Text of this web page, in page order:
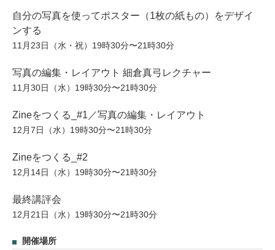
自分の写真を使ってポスター（1枚の紙もの）をデザイ
ンする
11月23日（水・祝）19時30分〜21時30分
写真の編集・レイアウト 細倉真弓レクチャー
11月30日（水）19時30分〜21時30分
Zineをつくる_#1／写真の編集・レイアウト
12月7日（水）19時30分〜21時30分
Zineをつくる_#2
12月14日（水）19時30分〜21時30分
最終講評会
12月21日（水）19時30分〜21時30分
開催場所